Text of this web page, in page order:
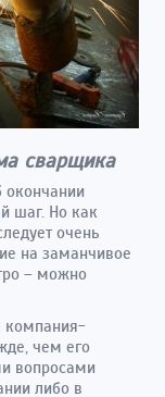
сварщика
окончании
шаг. Но как
очень
на заманчивое
– можно
компания-
чем его
вопросами
либо в